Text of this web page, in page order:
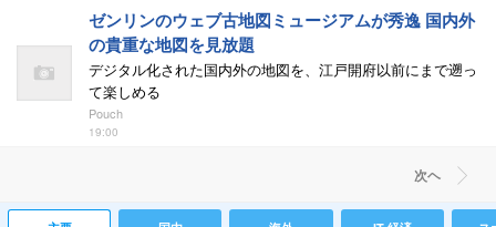
ゼンリンのウェブ古地図ミュージアムが秀逸 国内外
の貴重な地図を見放題
デジタル化された国内外の地図を、江戸開府以前にまで遡っ
て楽しめる
Pouch
19:00
次ヘ